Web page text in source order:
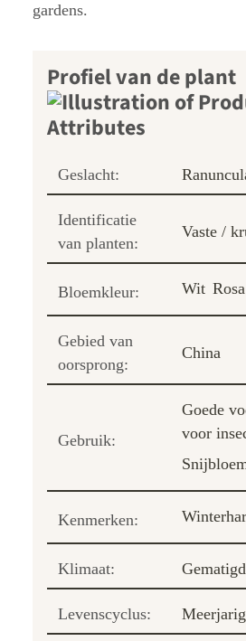
gardens.
Profiel van de plant
Geslacht:
Identificatie
van planten:
Vaste /
Bloemkleur: Wit Rosa
Gebied van
oorsprong:
China
Gebruik:
Goede
voor
Kenmerken:
Klimaat: Gematigd
Levenscyclus: Meerjarig